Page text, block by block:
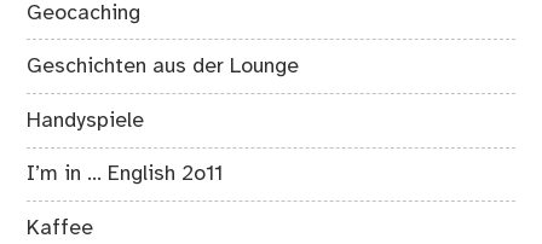
Geocaching
Geschichten aus der Lounge
Handyspiele
I’m in … English 2o11
Kaffee